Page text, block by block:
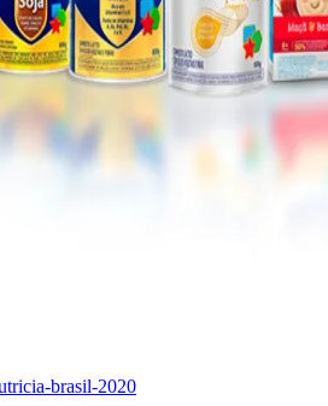
brasil-2020